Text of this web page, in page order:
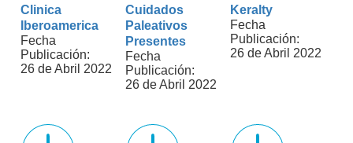
Clinica
Iberoamerica
Fecha
Publicación:
26 de Abril 2022
Cuidados
Paleativos
Presentes
Fecha
Publicación:
26 de Abril 2022
Keralty
Fecha
Publicación:
26 de Abril 2022